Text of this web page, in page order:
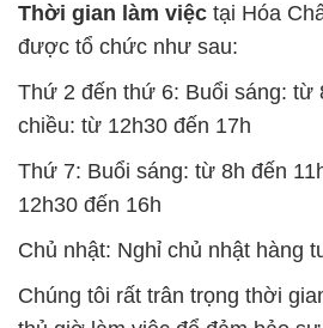
Thời gian làm việc tại Hóa
được tổ chức như sau:
Thứ 2 đến thứ 6: Buổi sáng: từ
chiều: từ 12h30 đến 17h
Thứ 7: Buổi sáng: từ 8h đến
12h30 đến 16h
Chủ nhật: Nghỉ chủ nhật hàng
Chúng tôi rất trân trọng thời